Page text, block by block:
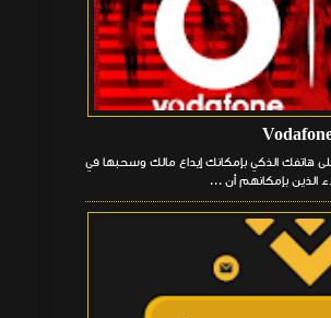
الذكي بإمكانك إيداع مالك وسحبها في
الذين بإمكانهم أن ...